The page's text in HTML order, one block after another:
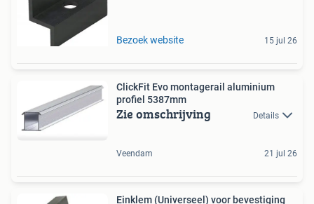
Bezoek website 15 jul 26
ClickFit Evo montagerail aluminium
profiel 5387mm
Zie omschrijving Details
Veendam 21 jul 26
Einklem (Universeel) voor bevestiging